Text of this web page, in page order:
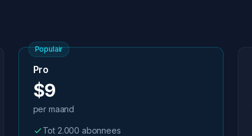
Populair
Pro
$9
per maand
Tot 2.000 abonnees